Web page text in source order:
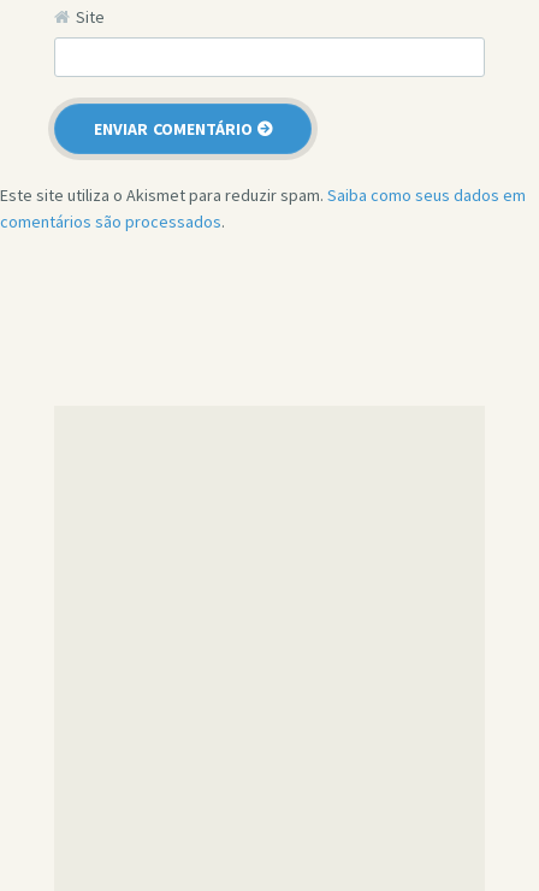
Site
Este site utiliza o Akismet para reduzir spam. Saiba como seus dados em
comentários são processados.